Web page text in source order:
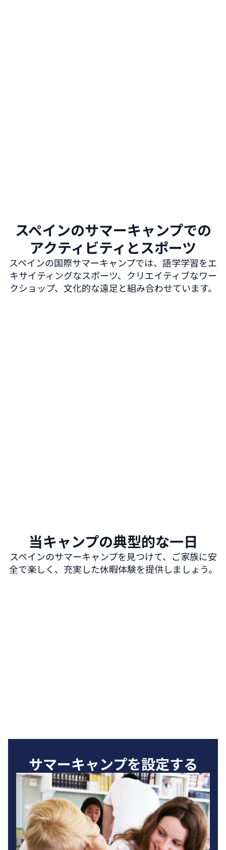
スペインのサマーキャンプでの
アクティビティとスポーツ
スペインの国際サマーキャンプでは、語学学習をエ
キサイティングなスポーツ、クリエイティブなワー
クショップ、文化的な遠足と組み合わせています。
当キャンプの典型的な一日
スペインのサマーキャンプを見つけて、ご家族に安
全で楽しく、充実した休暇体験を提供しましょう。
サマーキャンプを設定する